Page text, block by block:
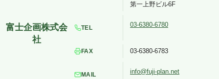
第一上野ビル6F
TEL 03-6380-6780
FAX 03-6380-6783
MAIL info@fuji-plan.net